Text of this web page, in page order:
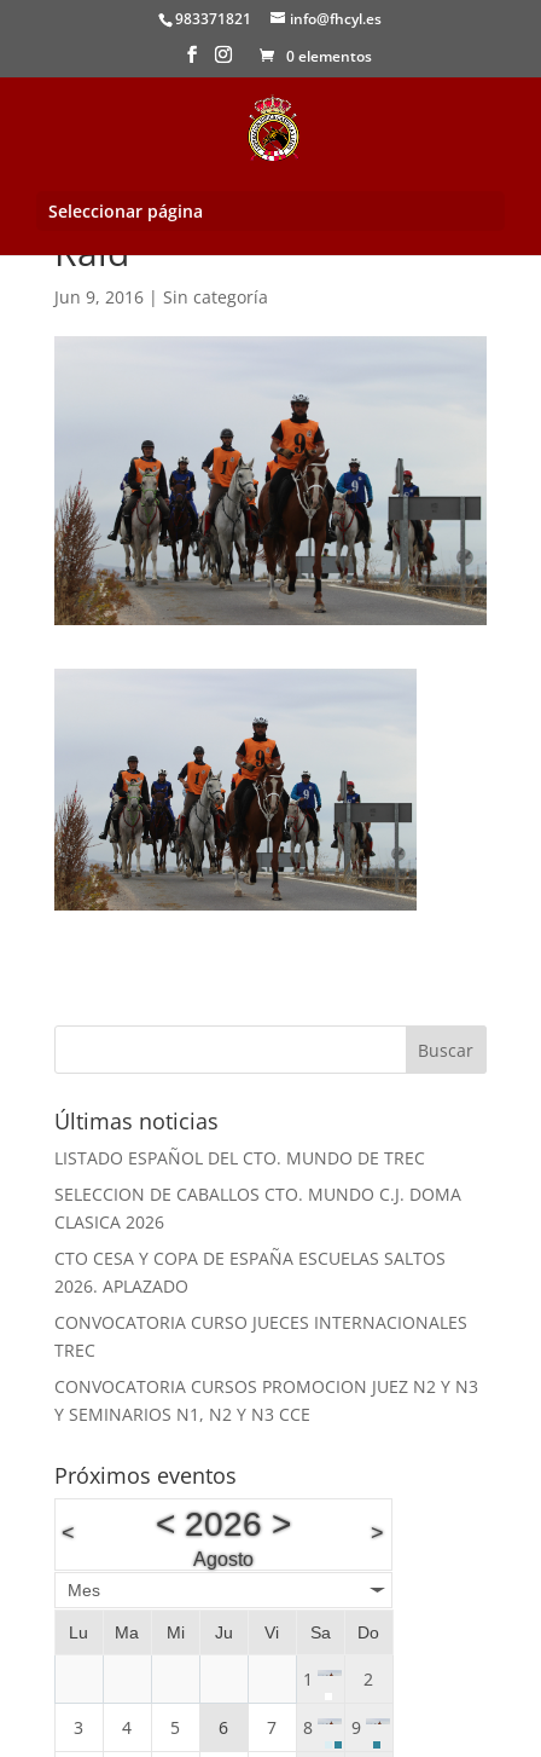
983371821
info@fhcyl.es
0 elementos
Seleccionar página
Raid
Jun 9, 2016| Sin categoría
Últimas noticias
LISTADO ESPAÑOL DEL CTO. MUNDO DE TREC
SELECCION DE CABALLOS CTO. MUNDO C.J. DOMA
CLASICA 2026
CTO CESA Y COPA DE ESPAÑA ESCUELAS SALTOS
2026. APLAZADO
CONVOCATORIA CURSO JUECES INTERNACIONALES
TREC
CONVOCATORIA CURSOS PROMOCION JUEZ N2 Y N3
Y SEMINARIOS N1, N2 Y N3 CCE
Próximos eventos
< < 2026>
Agosto
>
Mes
Lu Ma Mi Ju Vi Sa Do
1 2
3 4 5 6 7 8 9